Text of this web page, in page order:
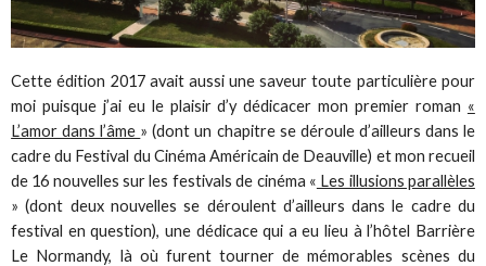
Cette édition 2017 avait aussi une saveur toute particulière pour
moi puisque j’ai eu le plaisir d’y dédicacer mon premier roman «
L’amor dans l’âme » (dont un chapitre se déroule d’ailleurs dans le
cadre du Festival du Cinéma Américain de Deauville) et mon recueil
de 16 nouvelles sur les festivals de cinéma « Les illusions parallèles
» (dont deux nouvelles se déroulent d’ailleurs dans le cadre du
festival en question), une dédicace qui a eu lieu à l’hôtel Barrière
Le Normandy, là où furent tourner de mémorables scènes du